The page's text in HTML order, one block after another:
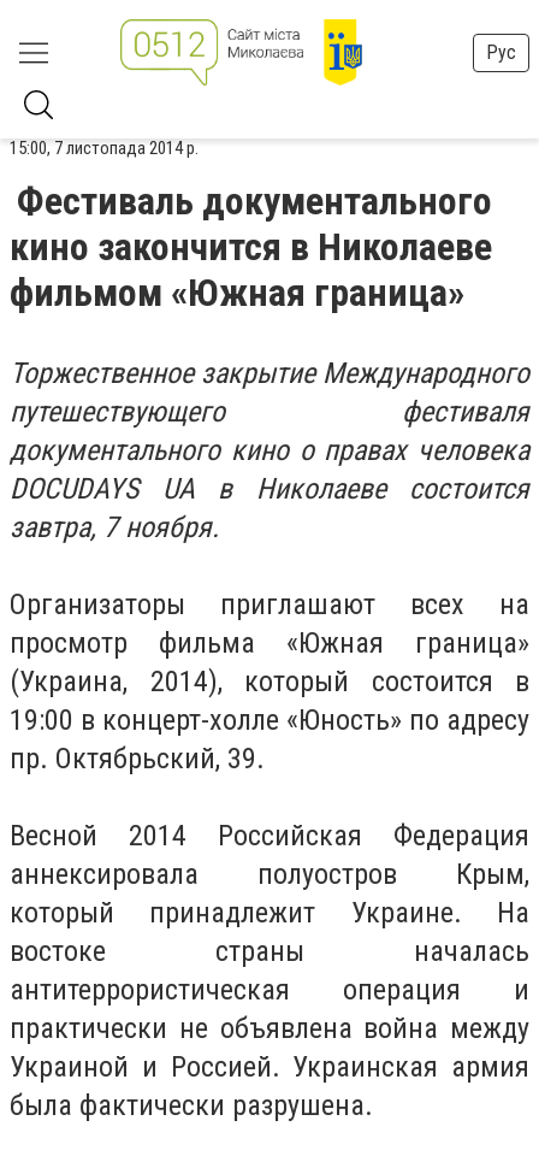
Рус
15:00, 7 листопада 2014 р.
Фестиваль документального
кино закончится в Николаеве
фильмом «Южная граница»
Торжественное закрытие Международного
путешествующего фестиваля
документального кино о правах человека
DOCUDAYS UA в Николаеве состоится
завтра, 7 ноября.
Организаторы приглашают всех на
просмотр фильма «Южная граница»
(Украина, 2014), который состоится в
19:00 в концерт-холле «Юность» по адресу
пр. Октябрьский, 39.
Весной 2014 Российская Федерация
аннексировала полуостров Крым,
который принадлежит Украине. На
востоке страны началась
антитеррористическая операция и
практически не объявлена война между
Украиной и Россией. Украинская армия
была фактически разрушена.